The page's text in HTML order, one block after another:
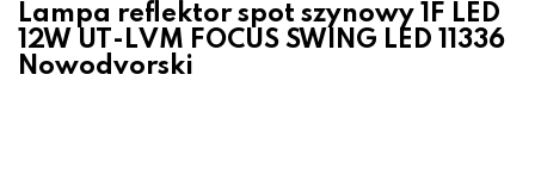
Lampa reflektor spot szynowy 1F LED
12W UT-LVM FOCUS SWING LED 11336
Nowodvorski